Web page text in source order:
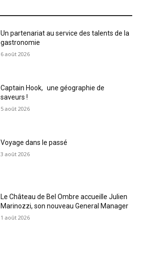
Un partenariat au service des talents de la
gastronomie
6 août 2026
Captain Hook, une géographie de
saveurs !
5 août 2026
Voyage dans le passé
3 août 2026
Le Château de Bel Ombre accueille Julien
Marinozzi, son nouveau General Manager
1 août 2026